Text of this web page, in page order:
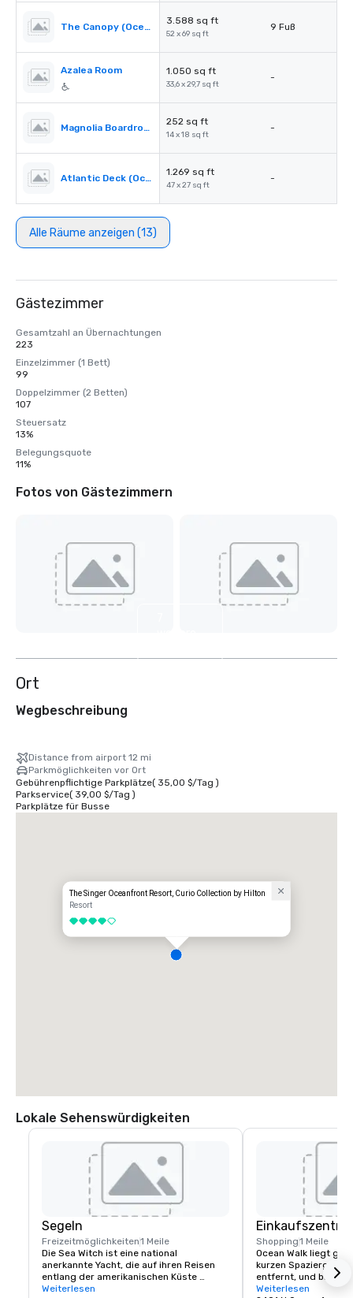
The Canopy (Oceanfront)
3.588 sq ft
52 x 69 sq ft
9 Fuß
Azalea Room 1.050 sq ft
33,6 x 29,7 sq ft
-
Magnolia Boardroom
252 sq ft
14 x 18 sq ft
-
Atlantic Deck (Oceanfront)
1.269 sq ft
47 x 27 sq ft
-
Alle Räume anzeigen (13)
Gästezimmer
Gesamtzahl an Übernachtungen
223
Einzelzimmer (1 Bett)
99
Doppelzimmer (2 Betten)
107
Steuersatz
13%
Belegungsquote
11%
Fotos von Gästezimmern
Ort
Wegbeschreibung
Distance from airport 12 mi
Parkmöglichkeiten vor Ort
Gebührenpflichtige Parkplätze( 35,00 $/Tag )
Parkservice( 39,00 $/Tag )
Parkplätze für Busse
The Singer Oceanfront Resort, Curio Collection by Hilton
Resort
4 von 5
Lokale Sehenswürdigkeiten
Segeln
Freizeitmöglichkeiten1 Meile
Die Sea Witch ist eine national
anerkannte Yacht, die auf ihren Reisen
entlang der amerikanischen Küste
entlang und hinunter reist und
Weiterlesen
Shopping1 Meile
Ocean Walk liegt
kurzen Spaziergang
entfernt, und bietet
Einkaufs-, Speise-
Weiterlesen